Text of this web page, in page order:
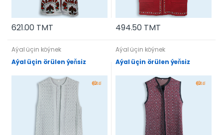
621.00 TMT 494.50 TMT
Aýal üçin köýnek
Aýal üçin örülen ýeňsiz
Aýal üçin köýnek
Aýal üçin örülen ýeňsiz